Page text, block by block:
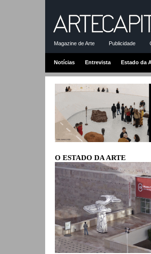
Magazine de Arte Publicidade
Notícias Entrevista Estado da
O ESTADO DA ARTE